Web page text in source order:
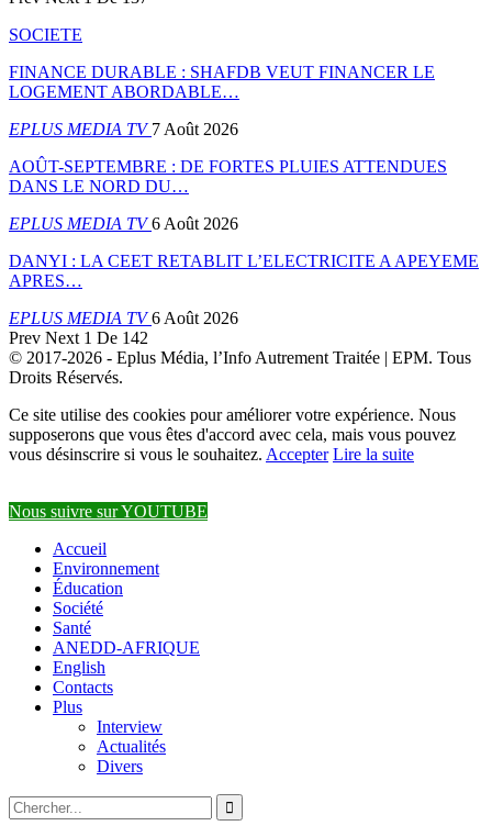
SOCIETE
FINANCE DURABLE : SHAFDB VEUT FINANCER LE
LOGEMENT ABORDABLE…
EPLUS MEDIA TV7 Août 2026
AOÛT-SEPTEMBRE : DE FORTES PLUIES ATTENDUES
DANS LE NORD DU…
EPLUS MEDIA TV6 Août 2026
DANYI : LA CEET RETABLIT L’ELECTRICITE A APEYEME
APRES…
EPLUS MEDIA TV6 Août 2026
Prev Next 1 De 142
© 2017-2026 - Eplus Média, l’Info Autrement Traitée | EPM. Tous
Droits Réservés.
Ce site utilise des cookies pour améliorer votre expérience. Nous
supposerons que vous êtes d'accord avec cela, mais vous pouvez
vous désinscrire si vous le souhaitez. Accepter Lire la suite
Nous suivre sur YOUTUBE
Accueil
Environnement
Éducation
Société
Santé
ANEDD-AFRIQUE
English
Contacts
Plus
Interview
Actualités
Divers